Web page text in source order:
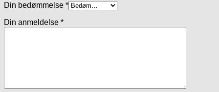
Din bedømmelse *
Din anmeldelse *